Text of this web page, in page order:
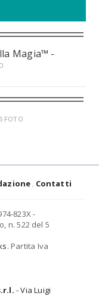
Magia™ -
5 FOTO
Contatti
823X -
n. 522 del 5
. Partita Iva
- Via Luigi